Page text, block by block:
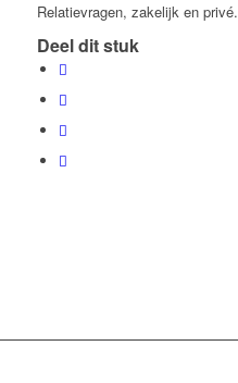
Relatievragen, zakelijk en privé.
Deel dit stuk